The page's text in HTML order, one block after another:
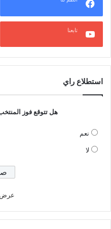
تابعنا
استطلاع راي
هل تتوقع فوز
نعم
لا
عرض